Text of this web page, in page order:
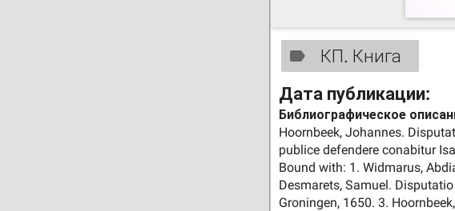
КП. Книга
Дата публикации:
Библиографическое
Hoornbeek, Johannes.
publice defendere conabitur
Bound with: 1. Widmarus,
Desmarets, Samuel.
Groningen, 1650. 3.